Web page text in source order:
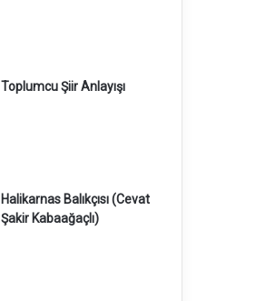
Toplumcu Şiir Anlayışı
Halikarnas Balıkçısı (Cevat
Şakir Kabaağaçlı)